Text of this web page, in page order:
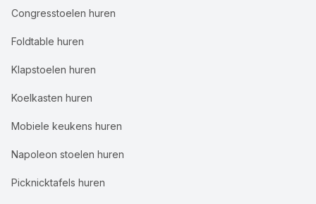
Congresstoelen huren
Foldtable huren
Klapstoelen huren
Koelkasten huren
Mobiele keukens huren
Napoleon stoelen huren
Picknicktafels huren